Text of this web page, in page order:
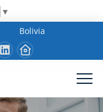
▼
Bolivia